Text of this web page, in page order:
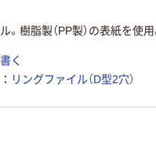
樹脂製（PP製）の表紙を使用
く
リングファイル（D型2穴）